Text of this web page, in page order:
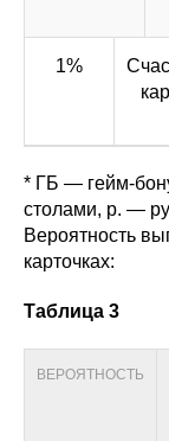
1%
* ГБ — гейм-
столами, р. —
Вероятность
карточках:
Таблица 3
ВЕРОЯТНОСТЬ